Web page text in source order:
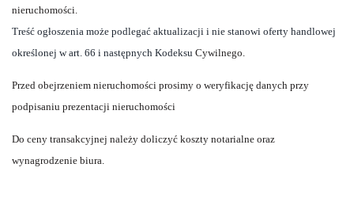
nieruchomości.
Treść ogłoszenia może podlegać aktualizacji i nie stanowi oferty handlowej
określonej w art. 66 i następnych Kodeksu Cywilnego.
Przed obejrzeniem nieruchomości prosimy o weryfikację danych przy
podpisaniu prezentacji nieruchomości
Do ceny transakcyjnej należy doliczyć koszty notarialne oraz
wynagrodzenie biura.